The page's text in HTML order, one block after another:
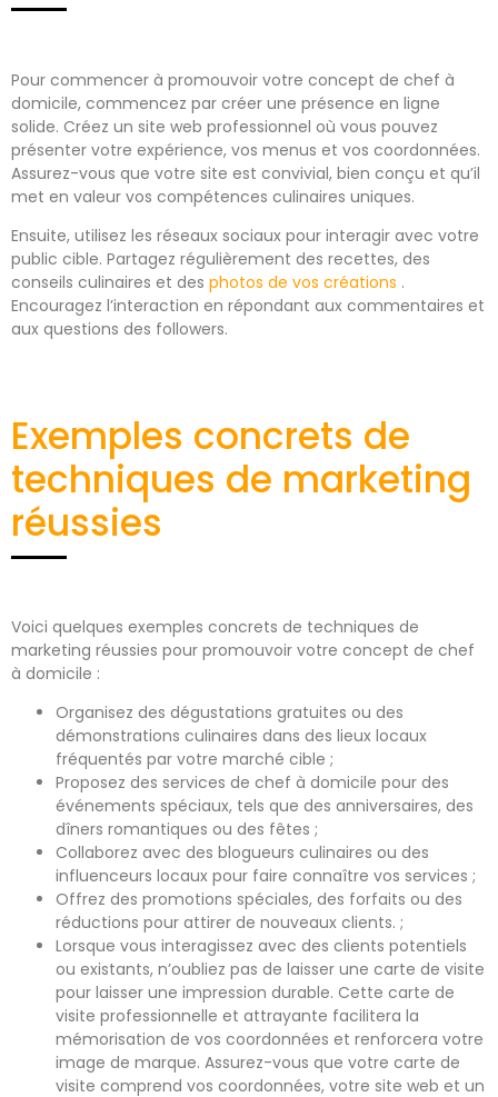
Pour commencer à promouvoir votre concept de chef à
domicile, commencez par créer une présence en ligne
solide. Créez un site web professionnel où vous pouvez
présenter votre expérience, vos menus et vos coordonnées.
Assurez-vous que votre site est convivial, bien conçu et qu’il
met en valeur vos compétences culinaires uniques.
Ensuite, utilisez les réseaux sociaux pour interagir avec votre
public cible. Partagez régulièrement des recettes, des
conseils culinaires et des photos de vos créations .
Encouragez l’interaction en répondant aux commentaires et
aux questions des followers.
Exemples concrets de
techniques de marketing
réussies
Voici quelques exemples concrets de techniques de
marketing réussies pour promouvoir votre concept de chef
à domicile :
Organisez des dégustations gratuites ou des
démonstrations culinaires dans des lieux locaux
fréquentés par votre marché cible ;
Proposez des services de chef à domicile pour des
événements spéciaux, tels que des anniversaires, des
dîners romantiques ou des fêtes ;
Collaborez avec des blogueurs culinaires ou des
influenceurs locaux pour faire connaître vos services ;
Offrez des promotions spéciales, des forfaits ou des
réductions pour attirer de nouveaux clients. ;
Lorsque vous interagissez avec des clients potentiels
ou existants, n’oubliez pas de laisser une carte de visite
pour laisser une impression durable. Cette carte de
visite professionnelle et attrayante facilitera la
mémorisation de vos coordonnées et renforcera votre
image de marque. Assurez-vous que votre carte de
visite comprend vos coordonnées, votre site web et un